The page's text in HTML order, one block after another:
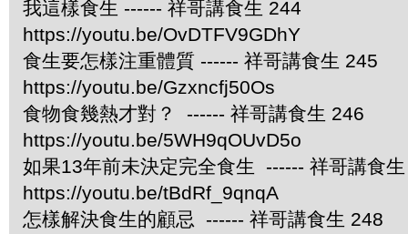
我這樣食生 ------ 祥哥講食生 244
https://youtu.be/OvDTFV9GDhY
食生要怎樣注重體質 ------ 祥哥講食生 245
https://youtu.be/Gzxncfj50Os
食物食幾熱才對？ ------ 祥哥講食生 246
https://youtu.be/5WH9qOUvD5o
如果13年前未決定完全食生 ------ 祥哥講食
https://youtu.be/tBdRf_9qnqA
怎樣解決食生的顧忌 ------ 祥哥講食生 248